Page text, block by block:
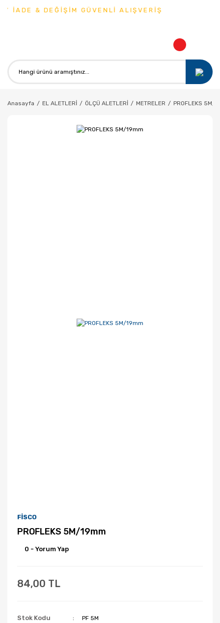
İADE & DEĞİŞİM GÜVENLİ ALIŞVERİŞ
Anasayfa EL ALETLERİ ÖLÇÜ ALETLERİ METRELER PROFLEKS 5M/
FİSCO
PROFLEKS 5M/19mm
0 - Yorum Yap
84,00 TL
Stok Kodu PF 5M